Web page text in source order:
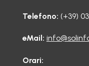
Telefono: (+39)
eMail:
Orari: